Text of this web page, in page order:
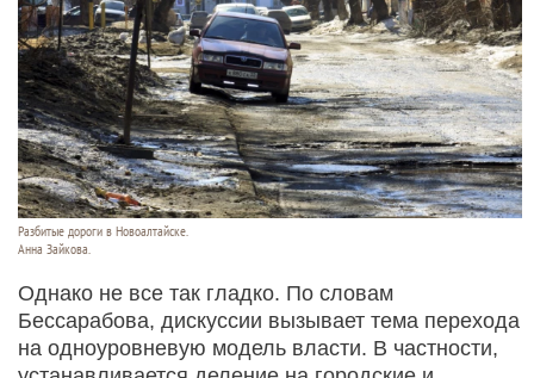
Разбитые дороги в Новоалтайске.
Анна Зайкова.
Однако не все так гладко. По словам
Бессарабова, дискуссии вызывает тема перехода
на одноуровневую модель власти. В частности,